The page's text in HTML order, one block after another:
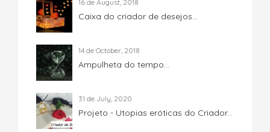
16 de August, 2018
Caixa do criador de desejos...
14 de October, 2018
Ampulheta do tempo...
31 de July, 2020
Projeto - Utopias eróticas do Criador...